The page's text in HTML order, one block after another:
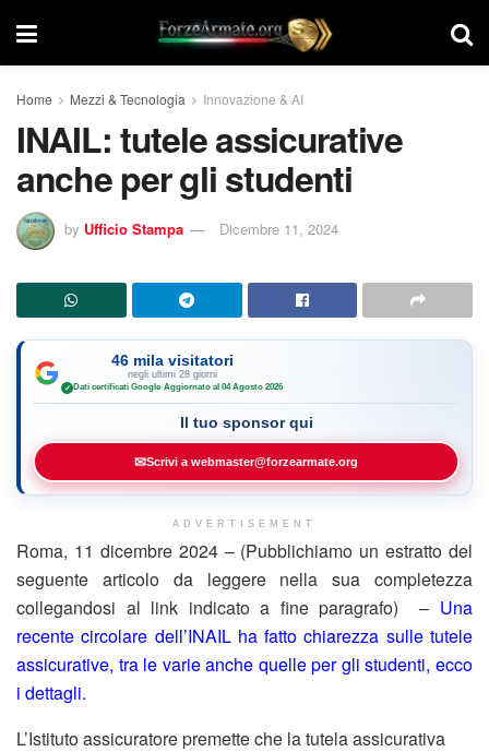
Home Mezzi & Tecnologia Innovazione & AI
INAIL: tutele assicurative
anche per gli studenti
by Ufficio Stampa Dicembre 11, 2024
46 mila visitatori
negli ultimi 28 giorni
✓ Dati certificati Google·Aggiornato al 04 Agosto 2026
Il tuo sponsor qui
✉Scrivi a webmaster@forzearmate.org
ADVERTISEMENT
Roma, 11 dicembre 2024 – (Pubblichiamo un estratto del
seguente articolo da leggere nella sua completezza
collegandosi al link indicato a fine paragrafo) – Una
recente circolare dell’INAIL ha fatto chiarezza sulle tutele
assicurative, tra le varie anche quelle per gli studenti, ecco
i dettagli.
L’Istituto assicuratore premette che la tutela assicurativa